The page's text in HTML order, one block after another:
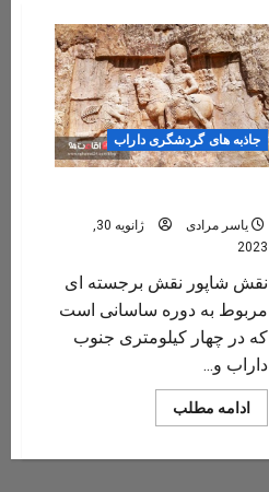
جاذبه های گردشگری داراب
یاسر مرادی
ژانویه 30,
2023
نقش شاپور نقش برجسته‌ ای
مربوط به دوره ساسانی است
که در چهار کیلومتری جنوب
داراب و...
ادامه مطلب
more